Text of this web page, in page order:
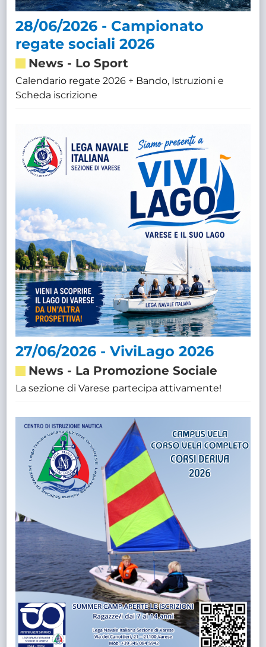
28/06/2026 - Campionato
regate sociali 2026
News - Lo Sport
Calendario regate 2026 + Bando, Istruzioni e
Scheda iscrizione
27/06/2026 - ViviLago 2026
News - La Promozione Sociale
La sezione di Varese partecipa attivamente!